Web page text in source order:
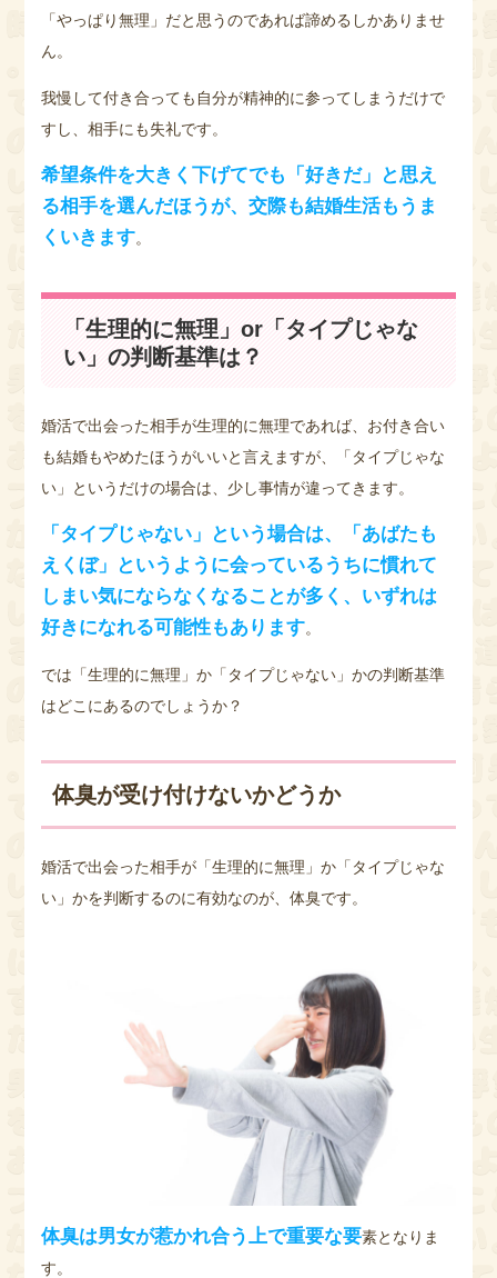
「やっぱり無理」だと思うのであれば諦めるしかありませ
ん。
我慢して付き合っても自分が精神的に参ってしまうだけで
すし、相手にも失礼です。
希望条件を大きく下げてでも「好きだ」と思え
る相手を選んだほうが、交際も結婚生活もうま
くいきます。
「生理的に無理」or「タイプじゃな
い」の判断基準は？
婚活で出会った相手が生理的に無理であれば、お付き合い
も結婚もやめたほうがいいと言えますが、「タイプじゃな
い」というだけの場合は、少し事情が違ってきます。
「タイプじゃない」という場合は、「あばたも
えくぼ」というように会っているうちに慣れて
しまい気にならなくなることが多く、いずれは
好きになれる可能性もあります。
では「生理的に無理」か「タイプじゃない」かの判断基準
はどこにあるのでしょうか？
体臭が受け付けないかどうか
婚活で出会った相手が「生理的に無理」か「タイプじゃな
い」かを判断するのに有効なのが、体臭です。
体臭は男女が惹かれ合う上で重要な要素となりま
す。